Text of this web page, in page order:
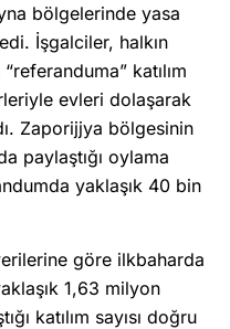
bölgelerinde yasa
İşgalciler, halkın
katılım
evleri dolaşarak
Zaporijjya bölgesinin
paylaştığı oylama
yaklaşık 40 bin
göre ilkbaharda
1,63 milyon
katılım sayısı doğru